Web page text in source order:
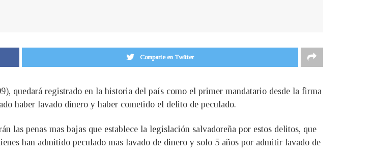
Comparte en Twitter
quedará registrado en la historia del país como el primer mandatario desde la firma
haber lavado dinero y haber cometido el delito de peculado.
las penas mas bajas que establece la legislación salvadoreña por estos delitos, que
han admitido peculado mas lavado de dinero y solo 5 años por admitir lavado de